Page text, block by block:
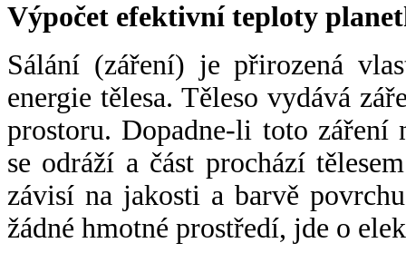
Výpočet efektivní teploty
Sálání (záření) je přirozená
energie tělesa. Těleso vydává
prostoru. Dopadne-li toto záření
se odráží a část prochází
závisí na jakosti a barvě
žádné hmotné prostředí, jde o